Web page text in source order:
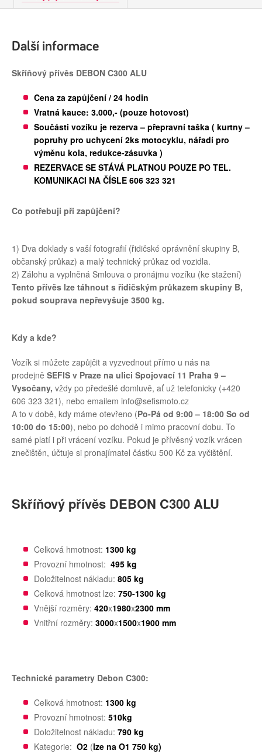
Další informace
Skříňový přívěs DEBON C300 ALU
Cena za zapůjčení / 24 hodin
Vratná kauce: 3.000,- (pouze hotovost)
Součásti vozíku je rezerva – přepravní taška ( kurtny –
popruhy pro uchycení 2ks motocyklu, nářadí pro
výměnu kola, redukce-zásuvka )
REZERVACE SE STÁVÁ PLATNOU POUZE PO TEL.
KOMUNIKACI NA ČÍSLE 606 323 321
Co potřebuji při zapůjčení?
1) Dva doklady s vaší fotografií (řidičské oprávnění skupiny B,
občanský průkaz) a malý technický průkaz od vozidla.
2) Zálohu a vyplněná Smlouva o pronájmu vozíku (ke stažení)
Tento přívěs lze táhnout s řidičským průkazem skupiny B,
pokud souprava nepřevyšuje 3500 kg.
Kdy a kde?
Vozík si můžete zapůjčit a vyzvednout přímo u nás na
prodejně SEFIS v Praze na ulici Spojovací 11 Praha 9 –
Vysočany, vždy po předešlé domluvě, ať už telefonicky (+420
606 323 321), nebo emailem info@sefismoto.cz
A to v době, kdy máme otevřeno (Po-Pá od 9:00 – 18:00 So od
10:00 do 15:00), nebo po dohodě i mimo pracovní dobu. To
samé platí i při vrácení vozíku. Pokud je přívěsný vozík vrácen
znečištěn, účtuje si pronajímatel částku 500 Kč za vyčištění.
Skříňový přívěs DEBON C300 ALU
Celková hmotnost: 1300 kg
Provozní hmotnost: 495 kg
Doložitelnost nákladu: 805 kg
Celková hmotnost lze: 750-1300 kg
Vnější rozměry: 420x1980x2300 mm
Vnitřní rozměry: 3000x1500x1900 mm
Technické parametry Debon C300:
Celková hmotnost: 1300 kg
Provozní hmotnost: 510kg
Doložitelnost nákladu: 790 kg
Kategorie: O2 (lze na O1 750 kg)